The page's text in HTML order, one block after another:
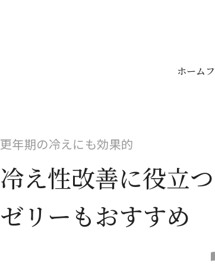
ホーム
更年期の冷えにも効果的
冷え性改善に役立
ゼリーもおすすめ